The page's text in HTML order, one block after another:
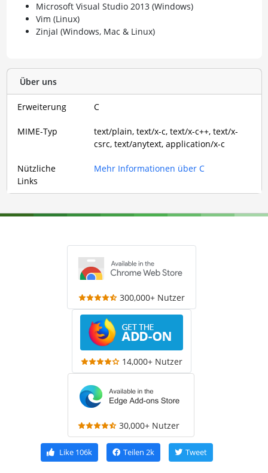
Microsoft Visual Studio 2013 (Windows)
Vim (Linux)
ZinjaI (Windows, Mac & Linux)
Über uns
Erweiterung C
MIME-Typ
text/plain, text/x-c, text/x-c++, text/x-
csrc, text/anytext, application/x-c
Nützliche
Links
Mehr Informationen über C
300,000+ Nutzer
14,000+ Nutzer
30,000+ Nutzer
Like 106k Teilen 2k Tweet